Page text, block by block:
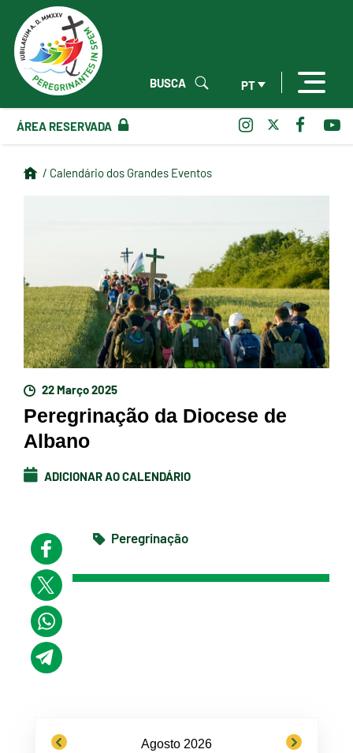
PT
BUSCA
ÁREA RESERVADA
/ Calendário dos Grandes Eventos
22 Março 2025
Peregrinação da Diocese de
Albano
ADICIONAR AO CALENDÁRIO
Peregrinação
previous Agosto 2026 next